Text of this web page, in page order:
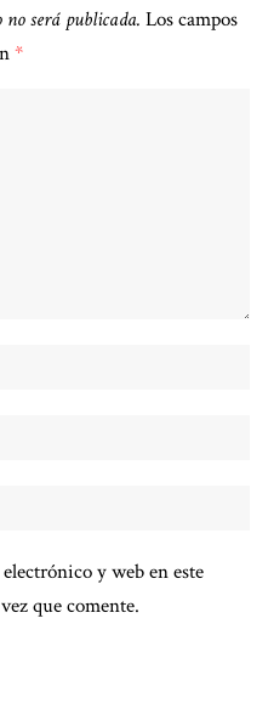
será publicada. Los campos
*
y web en este
que comente.